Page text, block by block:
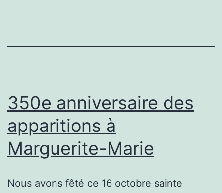
350e anniversaire des
apparitions à
Marguerite-Marie
Nous avons fêté ce 16 octobre sainte